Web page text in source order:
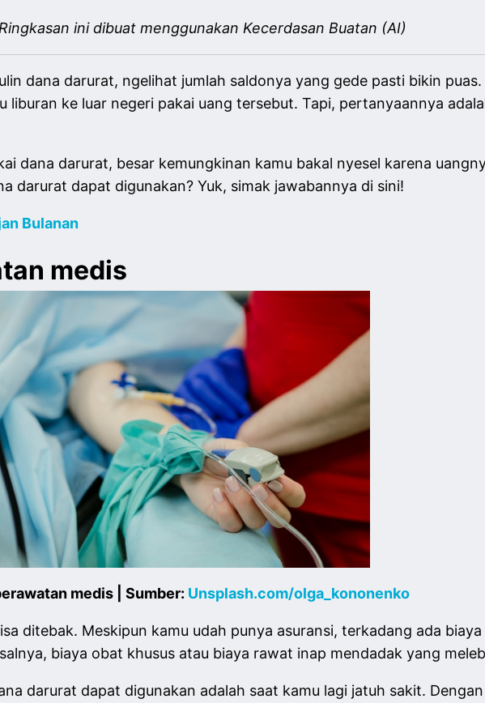
ini dibuat menggunakan Kecerdasan Buatan (AI)
dana darurat, ngelihat jumlah saldonya yang gede pasti bikin
liburan ke luar negeri pakai uang tersebut. Tapi, pertanyaannya
dana darurat, besar kemungkinan kamu bakal nyesel karena
darurat dapat digunakan? Yuk, simak jawabannya di sini!
Bulanan
medis
medis | Sumber: Unsplash.com/olga_kononenko
ditebak. Meskipun kamu udah punya asuransi, terkadang ada
biaya obat khusus atau biaya rawat inap mendadak yang
darurat dapat digunakan adalah saat kamu lagi jatuh sakit.